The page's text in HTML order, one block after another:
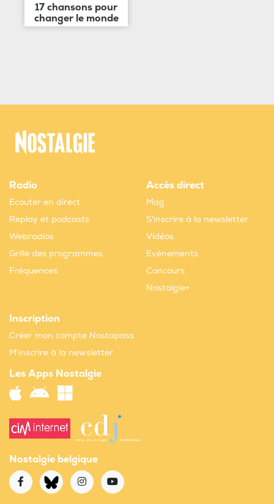
17 chansons pour
changer le monde
Radio
Ecouter en direct
Replay et podcasts
Webradios
Grille des programmes
Fréquences
Accès direct
Mag
S'inscrire à la newsletter
Vidéos
Evènements
Concours
Nostalgie+
Inscription
Créer mon compte Nostapass
M'inscrire à la newsletter
Les Apps Nostalgie
Nostalgie belgique